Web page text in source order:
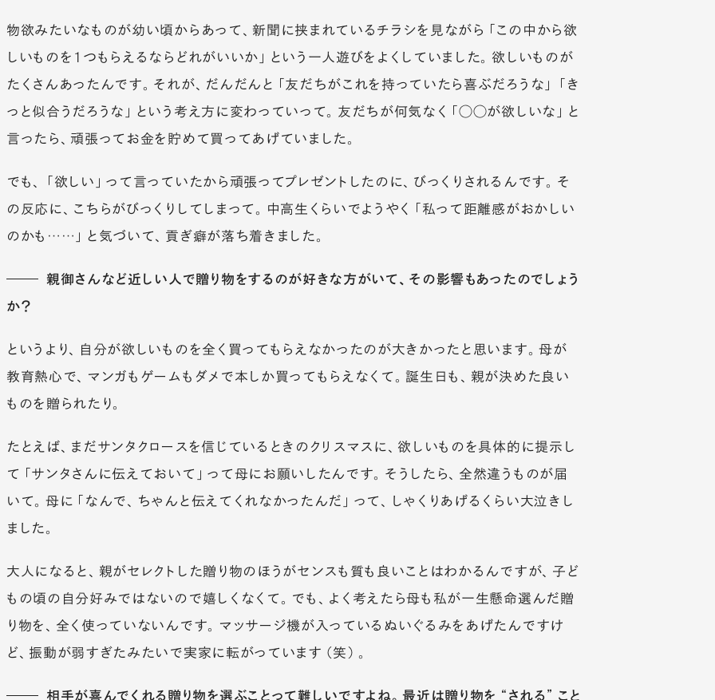
物欲みたいなものが幼い頃からあって、新聞に挟まれているチラシを見ながら「この中から欲
しいものを１つもらえるならどれがいいか」という一人遊びをよくしていました。欲しいものが
たくさんあったんです。それが、だんだんと「友だちがこれを持っていたら喜ぶだろうな」「き
っと似合うだろうな」という考え方に変わっていって。友だちが何気なく「◯◯が欲しいな」と
言ったら、頑張ってお金を貯めて買ってあげていました。
でも、「欲しい」って言っていたから頑張ってプレゼントしたのに、びっくりされるんです。そ
の反応に、こちらがびっくりしてしまって。中高生くらいでようやく「私って距離感がおかしい
のかも……」と気づいて、貢ぎ癖が落ち着きました。
親御さんなど近しい人で贈り物をするのが好きな方がいて、その影響もあったのでしょう
か？
というより、自分が欲しいものを全く買ってもらえなかったのが大きかったと思います。母が
教育熱心で、マンガもゲームもダメで本しか買ってもらえなくて。誕生日も、親が決めた良い
ものを贈られたり。
たとえば、まだサンタクロースを信じているときのクリスマスに、欲しいものを具体的に提示し
て「サンタさんに伝えておいて」って母にお願いしたんです。そうしたら、全然違うものが届
いて。母に「なんで、ちゃんと伝えてくれなかったんだ」って、しゃくりあげるくらい大泣きし
ました。
大人になると、親がセレクトした贈り物のほうがセンスも質も良いことはわかるんですが、子ど
もの頃の自分好みではないので嬉しくなくて。でも、よく考えたら母も私が一生懸命選んだ贈
り物を、全く使っていないんです。マッサージ機が入っているぬいぐるみをあげたんですけ
ど、振動が弱すぎたみたいで実家に転がっています（笑）。
相手が喜んでくれる贈り物を選ぶことって難しいですよね。最近は贈り物を“される”こと